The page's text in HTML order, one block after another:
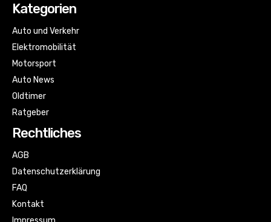
Kategorien
Auto und Verkehr
Elektromobilität
Motorsport
Auto News
Oldtimer
Ratgeber
Rechtliches
AGB
Datenschutzerklärung
FAQ
Kontakt